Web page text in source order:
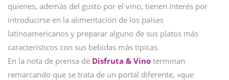
quienes, además del gusto por el vino, tienen interés por
introducirse en la alimentación de los países
latinoamericanos y preparar alguno de sus platos más
característicos con sus bebidas más típicas.
En la nota de prensa de Disfruta & Vino terminan
remarcando que se trata de un portal diferente, «que